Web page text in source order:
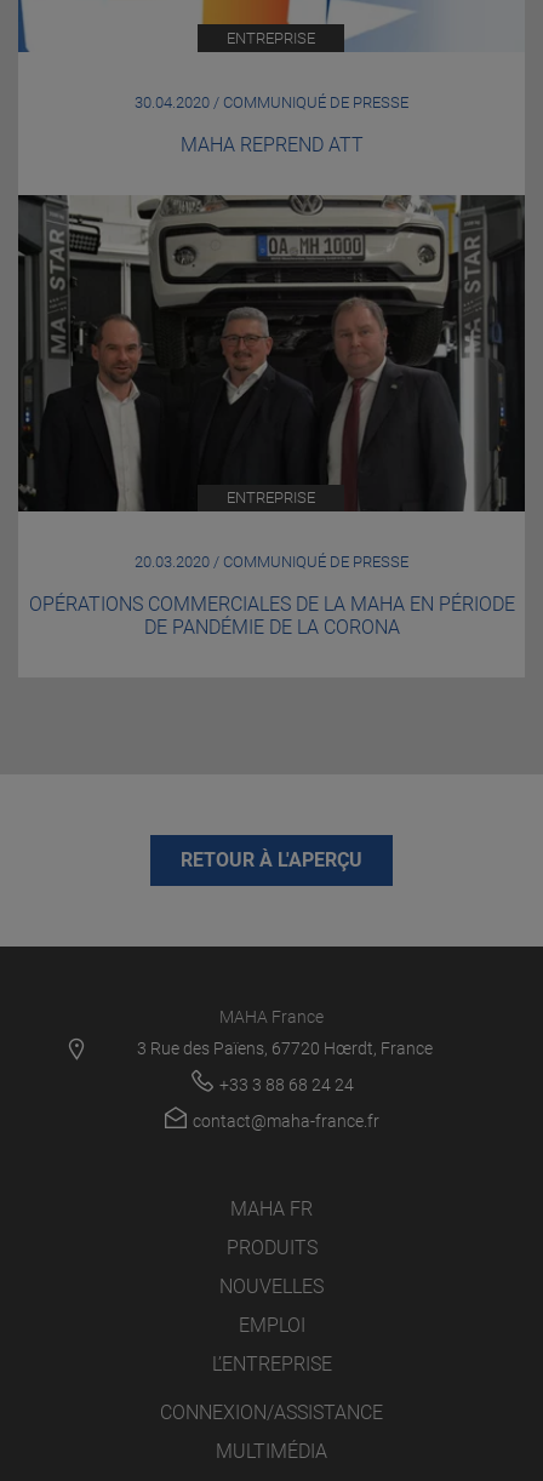
ENTREPRISE
30.04.2020 / COMMUNIQUÉ DE PRESSE
MAHA REPREND ATT
ENTREPRISE
20.03.2020 / COMMUNIQUÉ DE PRESSE
OPÉRATIONS COMMERCIALES DE LA MAHA EN PÉRIODE
DE PANDÉMIE DE LA CORONA
RETOUR À L'APERÇU
MAHA France
3 Rue des Païens, 67720 Hœrdt, France
+33 3 88 68 24 24
contact@maha-france.fr
MAHA FR
PRODUITS
NOUVELLES
EMPLOI
L’ENTREPRISE
CONNEXION/ASSISTANCE
MULTIMÉDIA